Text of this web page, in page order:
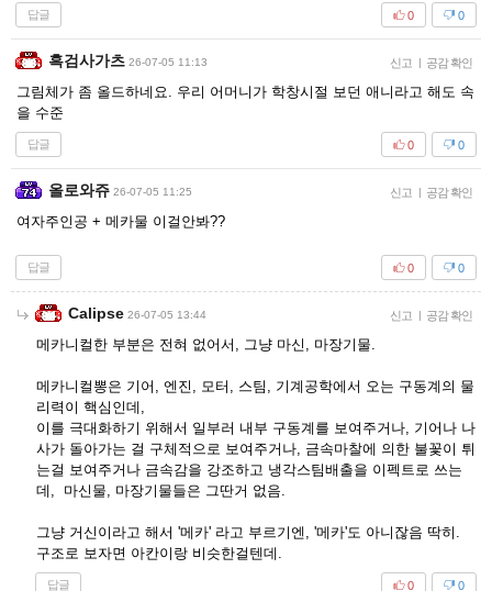
답글 0
0
흑검사가츠 26-07-05 11:13 신고 | 공감 확인
그림체가 좀 올드하네요. 우리 어머니가 학창시절 보던 애니라고 해도 속
을 수준
답글 0
0
올로와쥬 26-07-05 11:25 신고 | 공감 확인
여자주인공 + 메카물 이걸안봐??
답글 0
0
Calipse 26-07-05 13:44 신고 | 공감 확인
메카니컬한 부분은 전혀 없어서, 그냥 마신, 마장기물.
메카니컬뽕은 기어, 엔진, 모터, 스팀, 기계공학에서 오는 구동계의 물
리력이 핵심인데,
이를 극대화하기 위해서 일부러 내부 구동계를 보여주거나, 기어나 나
사가 돌아가는 걸 구체적으로 보여주거나, 금속마찰에 의한 불꽃이 튀
는걸 보여주거나 금속감을 강조하고 냉각스팀배출을 이펙트로 쓰는
데, 마신물, 마장기물들은 그딴거 없음.
그냥 거신이라고 해서 '메카' 라고 부르기엔, '메카'도 아니잖음 딱히.
구조로 보자면 아칸이랑 비슷한걸텐데.
답글 0
0